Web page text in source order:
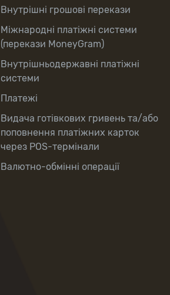
Внутрішні грошові перекази
Міжнародні платіжні системи
(перекази MoneyGram)
Внутрішньодержавні платіжні
системи
Платежі
Видача готівкових гривень та/або
поповнення платіжних карток
через POS-термінали
Валютно-обмінні операції